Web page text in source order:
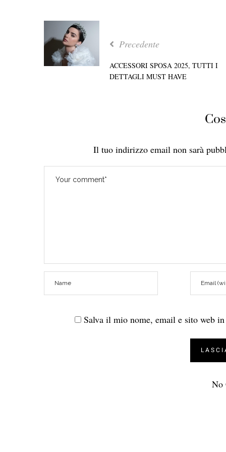
Precedente
ACCESSORI SPOSA 2025, TUTTI I
DETTAGLI MUST HAVE
Il tuo indirizzo email non sarà
Salva il mio nome, email e sito web
No